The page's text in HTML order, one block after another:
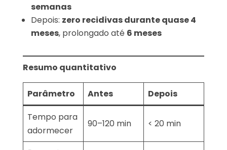
semanas
Depois: zero recidivas durante quase 4
meses, prolongado até 6 meses
Resumo quantitativo
Parâmetro Antes
Depois
Tempo para
adormecer
90–120 min < 20 min